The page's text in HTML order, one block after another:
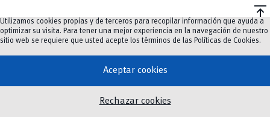
vertical_align_top
©2023-2026UCuenca.
Utilizamos cookies propias y de terceros para recopilar información que ayuda a
optimizar su visita. Para tener una mejor experiencia en la navegación de nuestro
sitio web se requiere que usted acepte los términos de las Políticas de Cookies.
Aceptar cookies
Rechazar cookies